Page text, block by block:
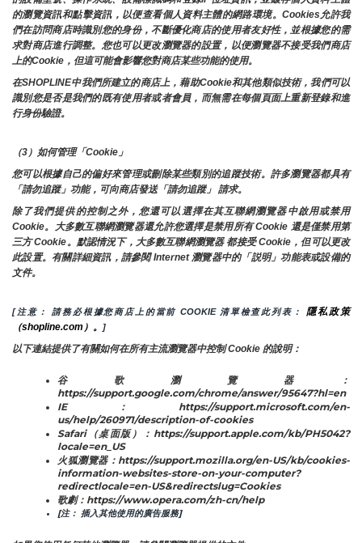
的瀏覽資訊和點擊資訊，以便查看個人資料主體的網路環境。Cookies允許我
們在訪問商店時識別您的身份，不斷優化商店的使用者友好性，並根據您的需
求對商店進行調整。您也可以更改瀏覽器的設置，以便瀏覽器不接受我們商店
上的Cookie，但這可能會影響您對商店某些功能的使用。
在SHOPLINE中我們所建立的商店上，藉助Cookie和其他類似技術，我們可以
識別您是否是我們的既有使用者或者會員，而無需在每個頁面上重新登錄和進
行身份驗證。
（3）如何管理「Cookie」
您可以根據自己的偏好來管理或刪除某些類別的追蹤技術。許多瀏覽器都具有
「請勿追蹤」功能，可向商店發送「請勿追蹤」 請求。
除了我們提供的控制之外，您還可以選擇在其互聯網瀏覽器中啟用或禁用
Cookie。大多數互聯網瀏覽器還允許您選擇是禁用所有 Cookie 還是僅禁用第
三方 Cookie。默認情況下，大多數互聯網瀏覽器 都接受 Cookie，但可以更改
此設置。有關詳細資訊，請參閱 Internet 瀏覽器中的「説明」功能表或設備的
文件。
[注意： 請務必根據您商店上的當前 COOKIE 清單檢查此列表： 隱私政策
（shopline.com）。
]
以下連結提供了有關如何在所有主流瀏覽器中控制 Cookie 的說明：
谷歌瀏覽器：
https://support.google.com/chrome/answer/95647?hl=en
IE：https://support.microsoft.com/en-
us/help/260971/description-of-cookies
Safari（桌面版）：https://support.apple.com/kb/PH5042?
locale=en_US
火狐瀏覽器：https://support.mozilla.org/en-US/kb/cookies-
information-websites-store-on-your-computer?
redirectlocale=en-US&redirectslug=Cookies
歌劇：https://www.opera.com/zh-cn/help
[注： 插入其他使用的廣告服務]